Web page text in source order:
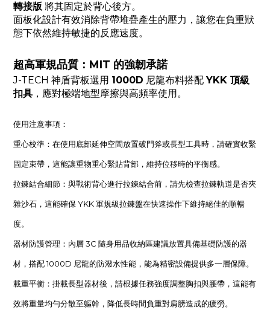
轉接版 將其固定於背心後方。
面板化設計有效消除背帶堆疊產生的壓力，讓您在負重狀
態下依然維持敏捷的反應速度。
超高軍規品質：MIT 的強韌承諾
J-TECH 神盾背板選用 1000D 尼龍布料搭配YKK 頂級
扣具 ，應對極端地型摩擦與高頻率使用。
使用注意事項：
重心校準：在使用底部延伸空間放置破門斧或長型工具時，請確實收緊
固定束帶，這能讓重物重心緊貼背部，維持位移時的平衡感。
拉鍊結合細節：與戰術背心進行拉鍊結合前，請先檢查拉鍊軌道是否夾
雜沙石，這能確保 YKK 軍規級拉鍊盤在快速操作下維持絕佳的順暢
度。
器材防護管理：內層 3C 隨身用品收納區建議放置具備基礎防護的器
材，搭配 1000D 尼龍的防潑水性能，能為精密設備提供多一層保障。
載重平衡：掛載長型器材後，請根據任務強度調整胸扣與腰帶，這能有
效將重量均勻分散至軀幹，降低長時間負重對肩膀造成的疲勞。